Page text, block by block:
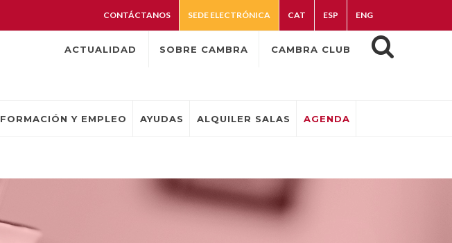
CONTÁCTANOS SEDE ELECTRÓNICA CAT ESP ENG
ACTUALIDAD SOBRE CAMBRA CAMBRA CLUB
FORMACIÓN Y EMPLEO AYUDAS ALQUILER SALAS AGENDA